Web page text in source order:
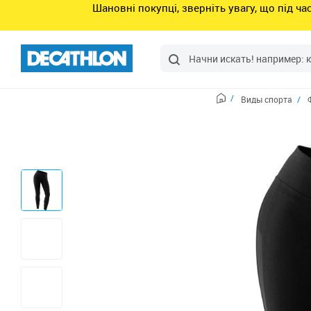
Шановні покупці, зверніть увагу, що під
Виды спорта